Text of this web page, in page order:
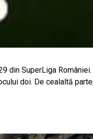
din SuperLiga României.
doi. De cealaltă